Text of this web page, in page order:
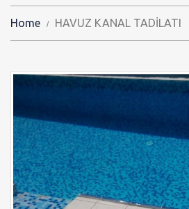
Home HAVUZ KANAL TADİLATI